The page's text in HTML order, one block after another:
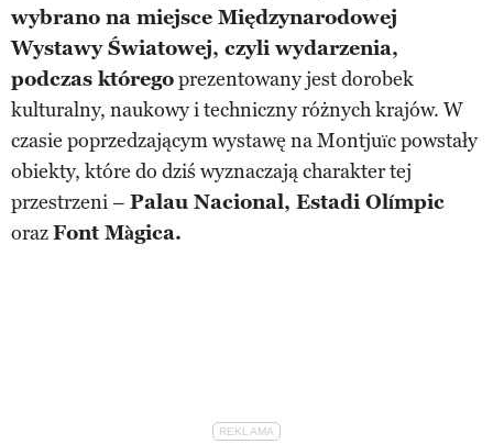
wybrano na miejsce Międzynarodowej
Wystawy Światowej, czyli wydarzenia,
podczas któregoprezentowany jest dorobek
kulturalny, naukowy i techniczny różnych krajów. W
czasie poprzedzającym wystawę na Montjuïc powstały
obiekty, które do dziś wyznaczają charakter tej
przestrzeni – Palau Nacional, Estadi Olímpic
orazFont Màgica.